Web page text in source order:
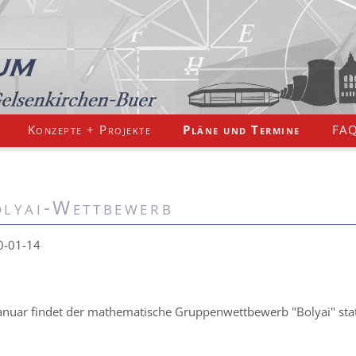
Konzepte + Projekte Pläne und Termine
Wettbewerb
01-14
findet der mathematische Gruppenwettbewerb "Bolyai"